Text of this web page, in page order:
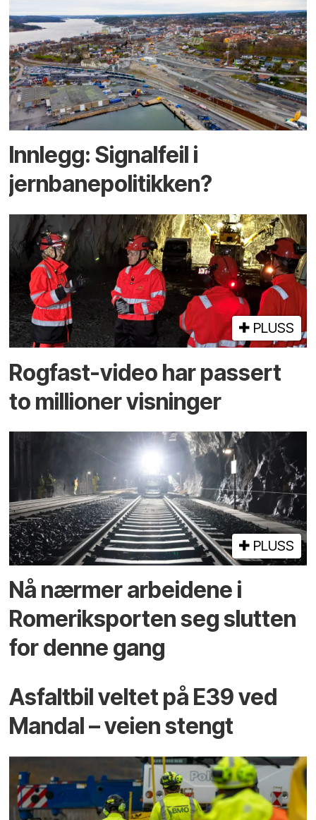
Innlegg: Signalfeil i
jernbanepolitikken?
PLUSS
Rogfast-video har passert
to millioner visninger
PLUSS
Nå nærmer arbeidene i
Romeriksporten seg slutten
for denne gang
Asfaltbil veltet på E39 ved
Mandal – veien stengt